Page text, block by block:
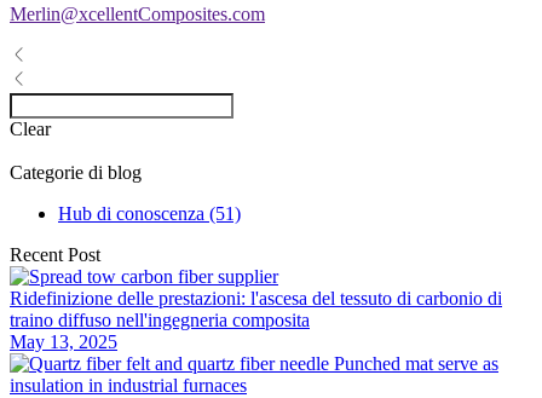
Merlin@xcellentComposites.com
Clear
Categorie di blog
Hub di conoscenza (51)
Recent Post
Ridefinizione delle prestazioni: l'ascesa del tessuto di carbonio di
traino diffuso nell'ingegneria composita
May 13, 2025